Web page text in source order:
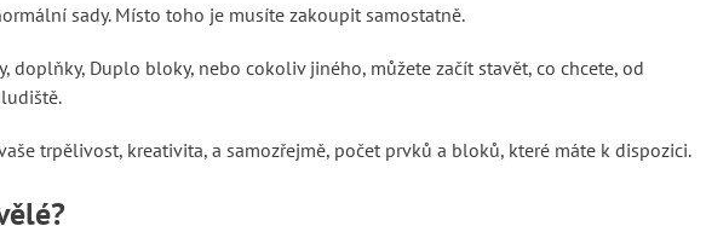
sady. Místo toho je musíte zakoupit samostatně.
doplňky, Duplo bloky, nebo cokoliv jiného, můžete začít stavět, co chcete, od
trpělivost, kreativita, a samozřejmě, počet prvků a bloků, které máte k dispozici.